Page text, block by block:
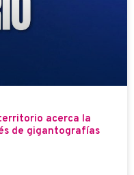
acerca la
de gigantografías